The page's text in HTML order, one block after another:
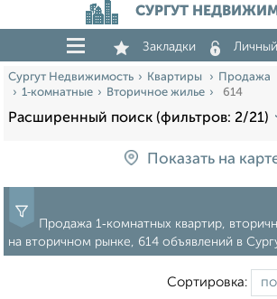
СУРГУТ
Закладки
Сургут Недвижимость Квартиры
Продажа
1‑комнатные
Вторичное жилье 614
Расширенный поиск (фильтров: 2/21)
Показать на
Продажа 1‑комнатных квартир,
на вторичном рынке, 614 объявлений в
Сортировка: